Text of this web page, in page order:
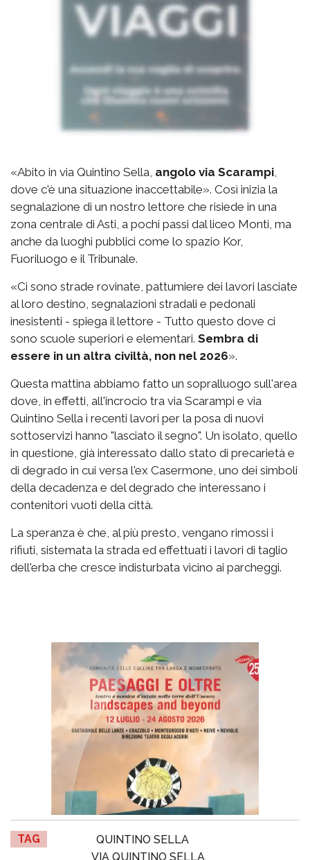
«Abito in via Quintino Sella, angolo via Scarampi,
dove c'è una situazione inaccettabile». Così inizia la
segnalazione di un nostro lettore che risiede in una
zona centrale di Asti, a pochi passi dal liceo Monti, ma
anche da luoghi pubblici come lo spazio Kor,
Fuoriluogo e il Tribunale.
«Ci sono strade rovinate, pattumiere dei lavori lasciate
al loro destino, segnalazioni stradali e pedonali
inesistenti - spiega il lettore - Tutto questo dove ci
sono scuole superiori e elementari. Sembra di
essere in un altra civiltà, non nel 2026».
Questa mattina abbiamo fatto un sopralluogo sull'area
dove, in effetti, all'incrocio tra via Scarampi e via
Quintino Sella i recenti lavori per la posa di nuovi
sottoservizi hanno "lasciato il segno". Un isolato, quello
in questione, già interessato dallo stato di precarietà e
di degrado in cui versa l'ex Casermone, uno dei simboli
della decadenza e del degrado che interessano i
contenitori vuoti della città.
La speranza è che, al più presto, vengano rimossi i
rifiuti, sistemata la strada ed effettuati i lavori di taglio
dell'erba che cresce indisturbata vicino ai parcheggi.
TAG
QUINTINO SELLA
VIA QUINTINO SELLA